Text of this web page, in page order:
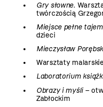
Gry słowne.
twórczością
Miejsce pełne
dzieci
Mieczysław
Warsztaty
Laboratorium
Obrazy i myśli–
Zabłockim